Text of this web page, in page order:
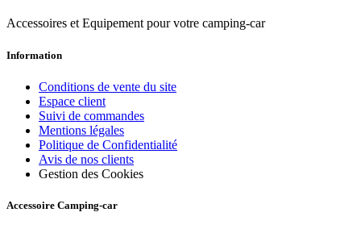
Accessoires et Equipement pour votre camping-car
Information
Conditions de vente du site
Espace client
Suivi de commandes
Mentions légales
Politique de Confidentialité
Avis de nos clients
Gestion des Cookies
Accessoire Camping-car